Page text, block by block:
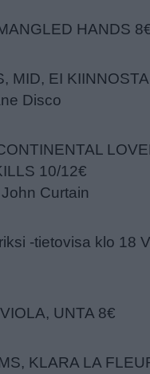
HANDS
MID, EI
Disco
10/12€
Curtain
-tietovisa klo 18
UNTA 8€
KLARA LA